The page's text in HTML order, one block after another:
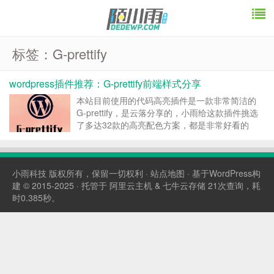
标签：G-prettify
wordpress插件推荐：G-prettify前端样式分享
本站目前使用的代码高亮插件是一款非常简洁的
G-prettify，是云落分享的，小雨给这款插件挑选
了多达32款的高亮配色方案，都是非常好看的
v2,Tomorrow Night,Tomorrow,T...
小雨科技 版权所有，保留一切权利 · 站点地图 · 基于WordPress构
建 © 2015-2025 · 托管于 阿里云主机 & 七牛云存储 21次查询，耗
时0.385秒。